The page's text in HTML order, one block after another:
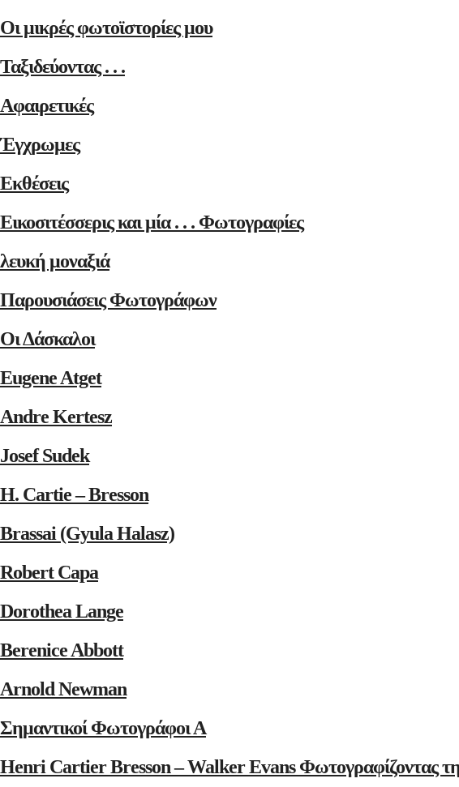
Οι μικρές φωτοϊστορίες μου
Ταξιδεύοντας . . .
Αφαιρετικές
Έγχρωμες
Εκθέσεις
Εικοσιτέσσερις και μία . . . Φωτογραφίες
λευκή μοναξιά
Παρουσιάσεις Φωτογράφων
Οι Δάσκαλοι
Eugene Atget
Andre Kertesz
Josef Sudek
H. Cartie – Bresson
Brassai (Gyula Halasz)
Robert Capa
Dorothea Lange
Berenice Abbott
Arnold Newman
Σημαντικοί Φωτογράφοι Α
Henri Cartier Bresson – Walker Evans Φωτογραφίζοντας